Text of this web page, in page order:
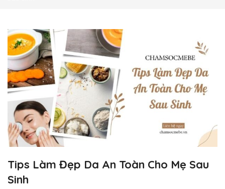
Tips Làm Đẹp Da An Toàn Cho Mẹ Sau
Sinh